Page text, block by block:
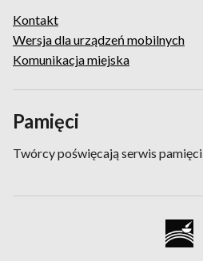
Kontakt
Wersja dla urządzeń mobilnych
Komunikacja miejska
Pamięci
Twórcy poświęcają serwis pamięci